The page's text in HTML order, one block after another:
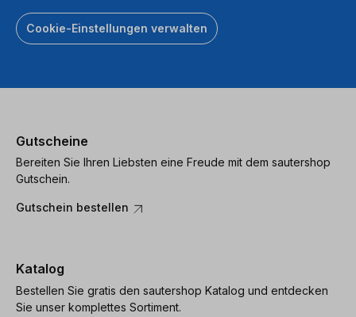
Cookie-Einstellungen verwalten
Gutscheine
Bereiten Sie Ihren Liebsten eine Freude mit dem sautershop
Gutschein.
Gutschein bestellen
Katalog
Bestellen Sie gratis den sautershop Katalog und entdecken
Sie unser komplettes Sortiment.